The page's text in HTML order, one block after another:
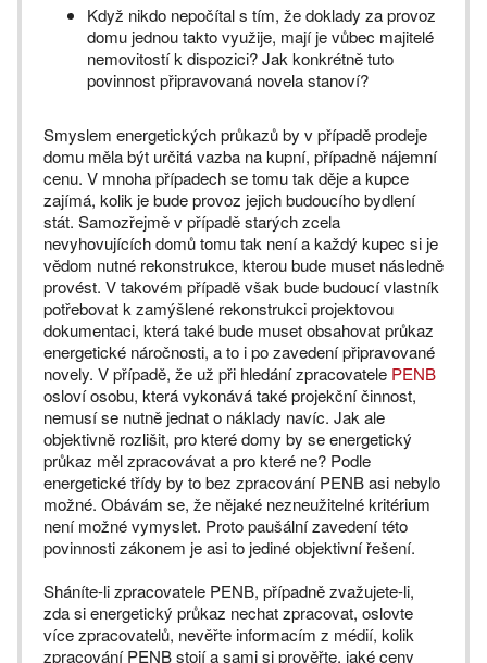
Když nikdo nepočítal s tím, že doklady za provoz
domu jednou takto využije, mají je vůbec majitelé
nemovitostí k dispozici? Jak konkrétně tuto
povinnost připravovaná novela stanoví?
Smyslem energetických průkazů by v případě prodeje
domu měla být určitá vazba na kupní, případně nájemní
cenu. V mnoha případech se tomu tak děje a kupce
zajímá, kolik je bude provoz jejich budoucího bydlení
stát. Samozřejmě v případě starých zcela
nevyhovujících domů tomu tak není a každý kupec si je
vědom nutné rekonstrukce, kterou bude muset následně
provést. V takovém případě však bude budoucí vlastník
potřebovat k zamýšlené rekonstrukci projektovou
dokumentaci, která také bude muset obsahovat průkaz
energetické náročnosti, a to i po zavedení připravované
novely. V případě, že už při hledání zpracovatele PENB
osloví osobu, která vykonává také projekční činnost,
nemusí se nutně jednat o náklady navíc. Jak ale
objektivně rozlišit, pro které domy by se energetický
průkaz měl zpracovávat a pro které ne? Podle
energetické třídy by to bez zpracování PENB asi nebylo
možné. Obávám se, že nějaké nezneužitelné kritérium
není možné vymyslet. Proto paušální zavedení této
povinnosti zákonem je asi to jediné objektivní řešení.
Sháníte-li zpracovatele PENB, případně zvažujete-li,
zda si energetický průkaz nechat zpracovat, oslovte
více zpracovatelů, nevěřte informacím z médií, kolik
zpracování PENB stojí a sami si prověřte, jaké ceny